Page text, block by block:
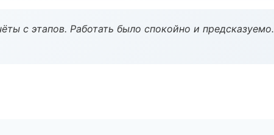
с этапов. Работать было спокойно и предсказуемо.